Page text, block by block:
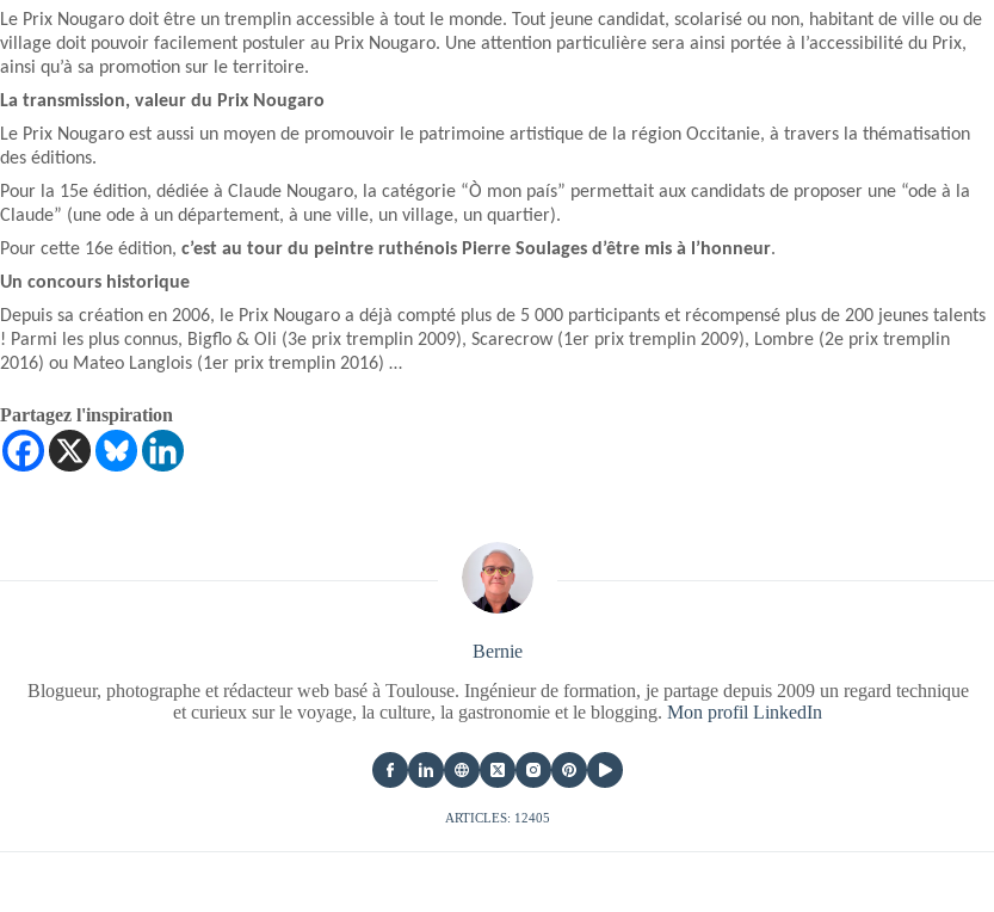
Le Prix Nougaro doit être un tremplin accessible à tout le monde. Tout jeune candidat, scolarisé ou non, habitant de ville ou de
village doit pouvoir facilement postuler au Prix Nougaro. Une attention particulière sera ainsi portée à l’accessibilité du Prix,
ainsi qu’à sa promotion sur le territoire.
La transmission, valeur du Prix Nougaro
Le Prix Nougaro est aussi un moyen de promouvoir le patrimoine artistique de la région Occitanie, à travers la thématisation
des éditions.
Pour la 15e édition, dédiée à Claude Nougaro, la catégorie “Ò mon país” permettait aux candidats de proposer une “ode à la
Claude” (une ode à un département, à une ville, un village, un quartier).
Pour cette 16e édition, c’est au tour du peintre ruthénois Pierre Soulages d’être mis à l’honneur.
Un concours historique
Depuis sa création en 2006, le Prix Nougaro a déjà compté plus de 5 000 participants et récompensé plus de 200 jeunes talents
! Parmi les plus connus, Bigflo & Oli (3e prix tremplin 2009), Scarecrow (1er prix tremplin 2009), Lombre (2e prix tremplin
2016) ou Mateo Langlois (1er prix tremplin 2016) …
Partagez l'inspiration
Bernie
Blogueur, photographe et rédacteur web basé à Toulouse. Ingénieur de formation, je partage depuis 2009 un regard technique
et curieux sur le voyage, la culture, la gastronomie et le blogging.Mon profil LinkedIn
ARTICLES: 12405